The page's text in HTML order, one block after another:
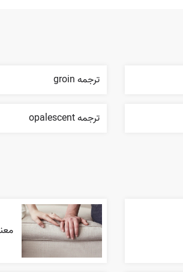
ترجمه groin
ترجمه opalescent